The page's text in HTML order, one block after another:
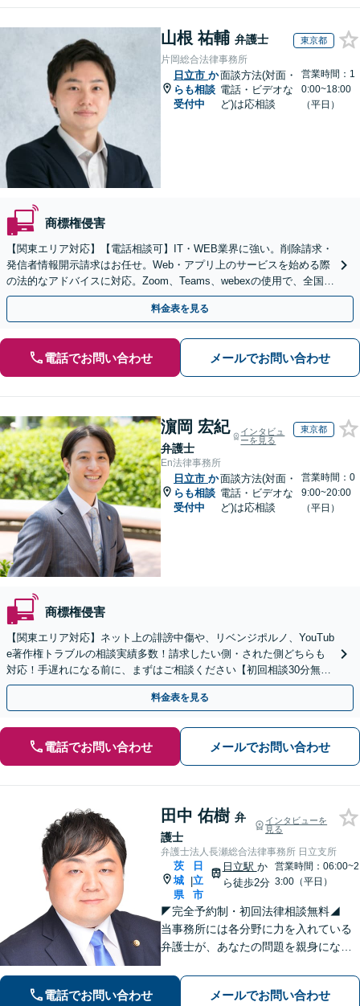
山根 祐輔 弁護士 東京都
片岡総合法律事務所
日立市 か
らも相談
受付中
面談方法(対面・
電話・ビデオな
ど)は応相談
営業時間：1
0:00~18:00
（平日）
商標権侵害
【関東エリア対応】【電話相談可】IT・WEB業界に強い。削除請求・
発信者情報開示請求はお任せ。Web・アプリ上のサービスを始める際
の法的なアドバイスに対応。Zoom、Teams、webexの使用で、全国か
らのご相談にも対応【平日夜間面談可】
料金表を見る
電話でお問い合わせ メールでお問い合わせ
濵岡 宏紀
弁護士
インタビュ
ーを見る
東京都
En法律事務所
日立市 か
らも相談
受付中
面談方法(対面・
電話・ビデオな
ど)は応相談
営業時間：0
9:00~20:00
（平日）
商標権侵害
【関東エリア対応】ネット上の誹謗中傷や、リベンジポルノ、YouTub
e著作権トラブルの相談実績多数！請求したい側・された側どちらも
対応！手遅れになる前に、まずはご相談ください【初回相談30分無
料】【オンライン対応可】【夜間休日相談可】
料金表を見る
電話でお問い合わせ メールでお問い合わせ
田中 佑樹 弁
護士
インタビューを
見る
弁護士法人長瀬総合法律事務所 日立支所
茨
城
県
|
日
立
市
日立駅 か
ら徒歩2分
営業時間：06:00~2
3:00（平日）
◤完全予約制・初回法律相談無料◢
当事務所には各分野に力を入れている
弁護士が、あなたの問題を親身になっ
りお話しをお聞かせください。【🔹刑
事事件🔹不動産（建物明渡）🔹交通事
電話でお問い合わせ メールでお問い合わせ